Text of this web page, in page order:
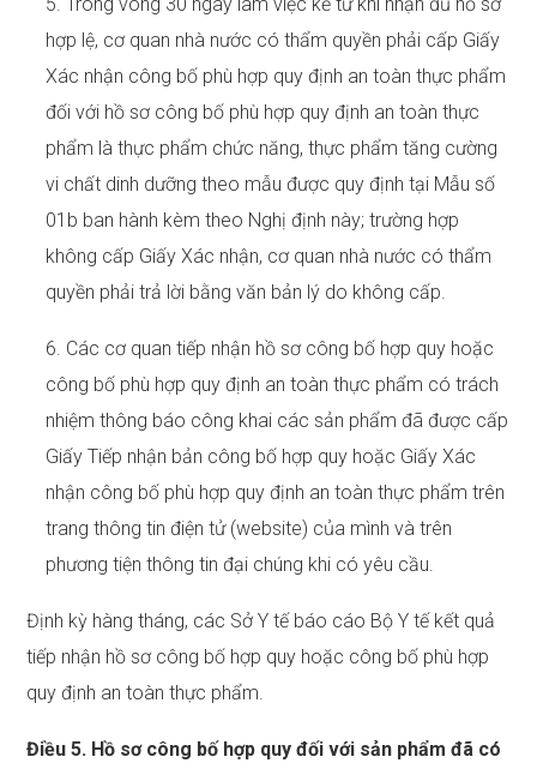
hợp lệ, cơ quan nhà nước có thẩm quyền phải cấp Giấy
Xác nhận công bố phù hợp quy định an toàn thực phẩm
đối với hồ sơ công bố phù hợp quy định an toàn thực
phẩm là thực phẩm chức năng, thực phẩm tăng cường
vi chất dinh dưỡng theo mẫu được quy định tại Mẫu số
01b ban hành kèm theo Nghị định này; trường hợp
không cấp Giấy Xác nhận, cơ quan nhà nước có thẩm
quyền phải trả lời bằng văn bản lý do không cấp.
6. Các cơ quan tiếp nhận hồ sơ công bố hợp quy hoặc
công bố phù hợp quy định an toàn thực phẩm có trách
nhiệm thông báo công khai các sản phẩm đã được cấp
Giấy Tiếp nhận bản công bố hợp quy hoặc Giấy Xác
nhận công bố phù hợp quy định an toàn thực phẩm trên
trang thông tin điện tử (website) của mình và trên
phương tiện thông tin đại chúng khi có yêu cầu.
Định kỳ hàng tháng, các Sở Y tế báo cáo Bộ Y tế kết quả
tiếp nhận hồ sơ công bố hợp quy hoặc công bố phù hợp
quy định an toàn thực phẩm.
Điều 5. Hồ sơ công bố hợp quy đối với sản phẩm đã có